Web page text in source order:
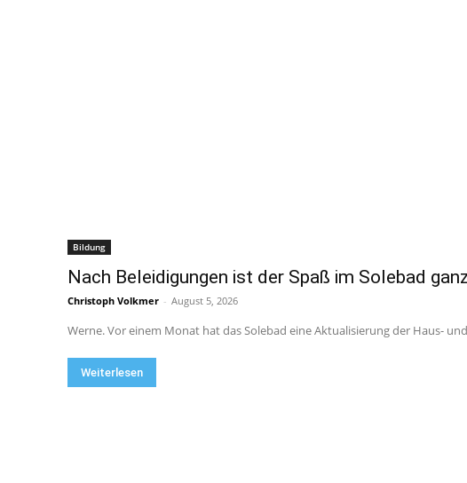
Bildung
Nach Beleidigungen ist der Spaß im Solebad
Christoph Volkmer - August 5, 2026
Werne. Vor einem Monat hat das Solebad eine Aktualisierung der Haus-
Weiterlesen